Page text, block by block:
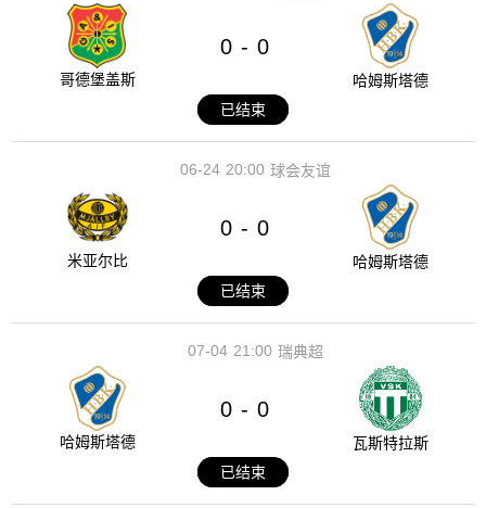
哥德堡盖斯
0 - 0
哈姆斯塔德
已结束
20:00
06-24 球会友谊
米亚尔比
0 - 0
哈姆斯塔德
已结束
21:00
07-04 瑞典超
哈姆斯塔德
0 - 0
瓦斯特拉斯
已结束